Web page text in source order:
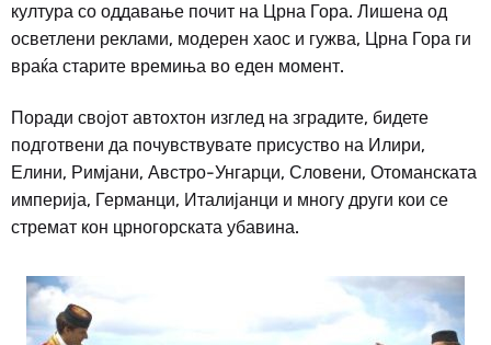
култура со оддавање почит на Црна Гора. Лишена од
осветлени реклами, модерен хаос и гужва, Црна Гора ги
враќа старите времиња во еден момент.
Поради својот автохтон изглед на зградите, бидете
подготвени да почувствувате присуство на Илири,
Елини, Римјани, Австро-Унгарци, Словени, Отоманската
империја, Германци, Италијанци и многу други кои се
стремат кон црногорската убавина.